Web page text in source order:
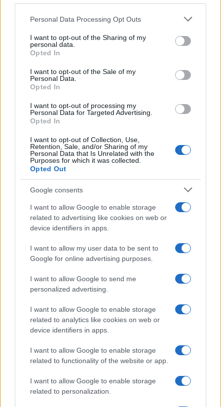
Please note that this website/app uses one or more Google
not limited to your visit or usage behaviour. You may click to
grant or deny consent to Google and its third-party tags to
use your data for below specified purposes in below Google
consent section.
Personal Data Processing Opt Outs
I want to opt-out of the Sharing of my
personal data.
Opted In
I want to opt-out of the Sale of my
Personal Data.
Opted In
I want to opt-out of processing my
Personal Data for Targeted Advertising.
Opted In
I want to opt-out of Collection, Use,
Retention, Sale, and/or Sharing of my
Personal Data that Is Unrelated with the
Purposes for which it was collected.
Opted Out
Google consents
I want to allow Google to enable storage
related to advertising like cookies on web or
device identifiers in apps.
I want to allow my user data to be sent to
Google for online advertising purposes.
I want to allow Google to send me
personalized advertising.
I want to allow Google to enable storage
related to analytics like cookies on web or
device identifiers in apps.
I want to allow Google to enable storage
related to functionality of the website or app.
I want to allow Google to enable storage
related to personalization.
Petrolio in calo, Brent a 88.9 USD dopo un ribasso del 8.3%
Andrea Innocenti · 7 Ago 2026
NEWS
Petrolio in calo: Brent a 88.9 dollari, ribassi diffusi tra le
materie prime
NEWS
Petrolio in calo: Brent a 91,82$, ribassi a due cifre per greggio
Andrea Innocenti · 5 Ago 2026